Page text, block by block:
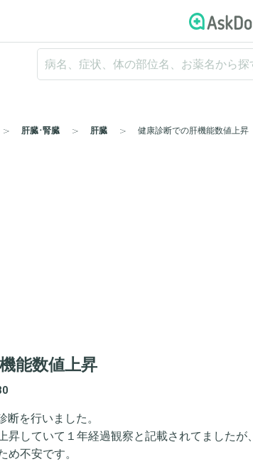
肝臓･腎臓 肝臓 健康診断での肝機能数値上昇
能数値上昇
を行いました。
昇していて１年経過観察と記載されてましたが、
め不安です。